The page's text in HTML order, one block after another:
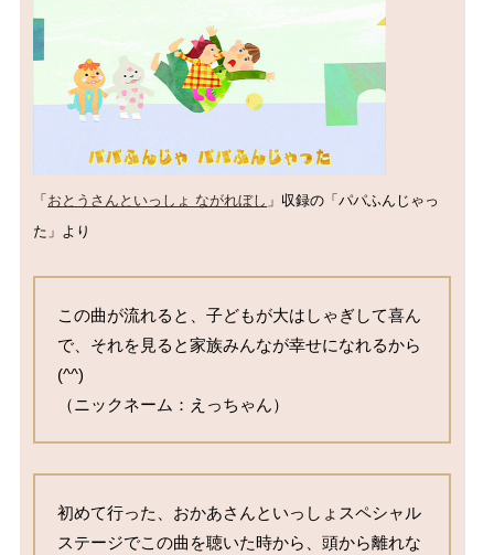
「おとうさんといっしょ ながれぼし 」収録の「パパふんじゃっ
た」より
この曲が流れると、子どもが大はしゃぎして喜ん
で、それを見ると家族みんなが幸せになれるから
(^^)
（ニックネーム：えっちゃん）
初めて行った、おかあさんといっしょスペシャル
ステージでこの曲を聴いた時から、頭から離れな